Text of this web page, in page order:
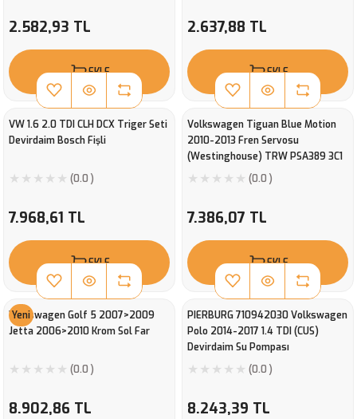
2.582,93 TL
EKLE
2.637,88 TL
EKLE
VW 1.6 2.0 TDI CLH DCX Triger Seti
Devirdaim Bosch Fişli
(0.0 )
7.968,61 TL
EKLE
Volkswagen Tiguan Blue Motion
2010-2013 Fren Servosu
(Westinghouse) TRW PSA389 3C1
614 106 R
(0.0 )
7.386,07 TL
EKLE
Yeni
Volkswagen Golf 5 2007>2009
Jetta 2006>2010 Krom Sol Far
(0.0 )
8.902,86 TL
PIERBURG 710942030 Volkswagen
Polo 2014-2017 1.4 TDI (CUS)
Devirdaim Su Pompası
(0.0 )
8.243,39 TL